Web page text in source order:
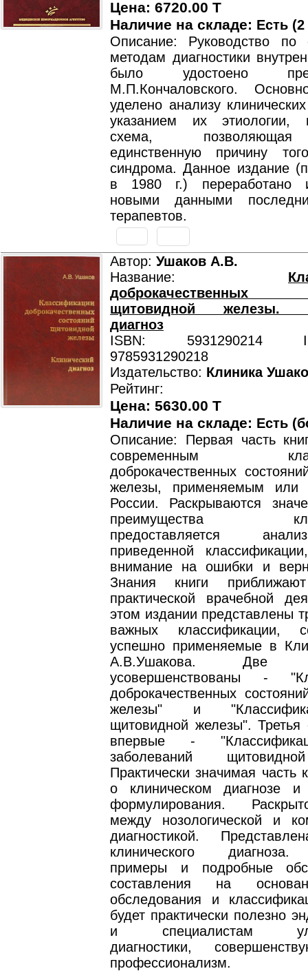
Цена: 6720.00 T
Наличие на складе: Есть
Описание: Руководство по
методам диагностики
было удостоено
М.П.Кончаловского.
уделено анализу
указанием их этиологии,
схема,
единственную причину
синдрома. Данное издание
в 1980 г.) переработано
новыми данными
терапевтов.
Автор: Ушаков А.В.
Название:
доброкачественных
щитовидной железы.
диагноз
ISBN: 5931290214
9785931290218
Издательство: Клиника
Рейтинг:
Цена: 5630.00 T
Наличие на складе: Есть
Описание: Первая часть
современным
доброкачественных
железы, применяемым или
России. Раскрываются
преимущества
предоставляется
приведенной
внимание на ошибки и
Знания книги
практической врачебной
этом издании представлены
важных классификации,
успешно применяемые в
А.В.Ушакова.
усовершенствованы -
доброкачественных
железы" и
щитовидной железы". Третья
впервые -
заболеваний
Практически значимая часть
о клиническом диагнозе и
формулирования.
между нозологической и
диагностикой.
клинического
примеры и подробные
составления на
обследования и
будет практически полезно
и специалистам
диагностики,
профессионализм.